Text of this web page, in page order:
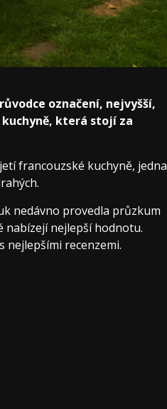
označení, nejvyšší,
která stojí za
francouzské kuchyně, jedna
(otevře
se
na
nedávno provedla průzkum
nabízejí nejlepší hodnotu.
nejlepšími recenzemi.